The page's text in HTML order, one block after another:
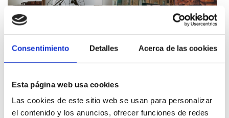
Consentimiento Detalles Acerca de las cookies
Esta página web usa cookies
Las cookies de este sitio web se usan para personalizar
el contenido y los anuncios, ofrecer funciones de redes
Musée de la Mer